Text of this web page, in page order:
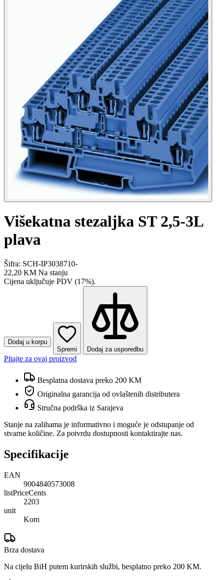
Višekatna stezaljka ST 2,5-3L
plava
Šifra: SCH-IP3038710-
22,20 KM Na stanju
Cijena uključuje PDV (17%).
Dodaj u korpu
Spremi
Dodaj za usporedbu
Pitajte za ovaj proizvod
Besplatna dostava preko 200 KM
Originalna garancija od ovlaštenih distributera
Stručna podrška iz Sarajeva
Stanje na zalihama je informativno i moguće je odstupanje od
stvarne količine. Za potvrdu dostupnosti kontaktirajte nas.
Specifikacije
EAN
9004840573008
listPriceCents
2203
unit
Kom
Brza dostava
Na cijelu BiH putem kurirskih službi, besplatno preko 200 KM.